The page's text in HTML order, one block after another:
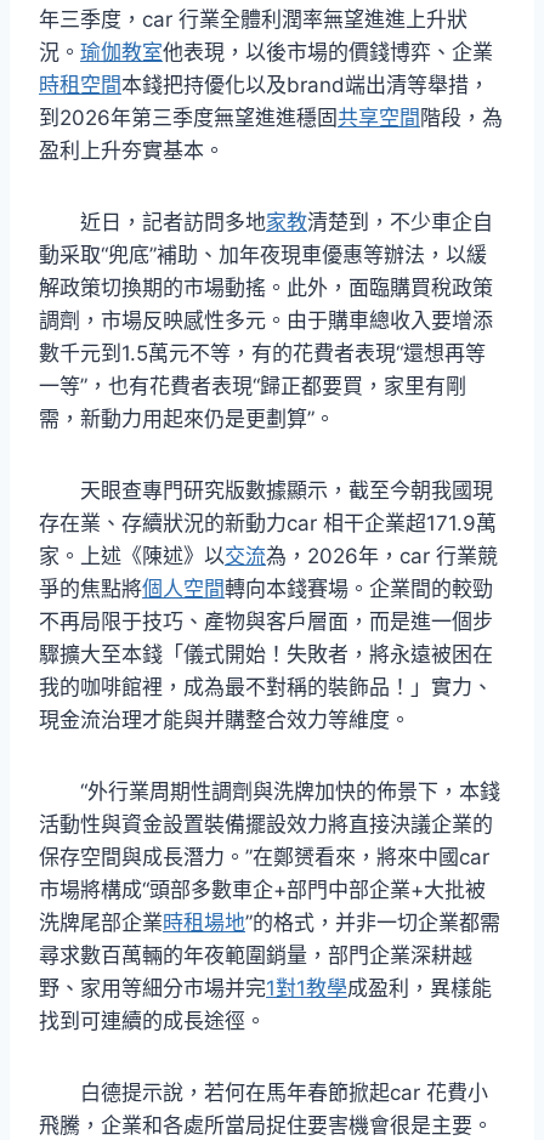
年三季度，car 行業全體利潤率無望進進上升狀
況。 瑜伽教室他表現，以後市場的價錢博弈、企業
時租空間本錢把持優化以及brand端出清等舉措，
到2026年第三季度無望進進穩固共享空間 階段，為
盈利上升夯實基本。
近日，記者訪問多地家教清楚到，不少車企自
動采取“兜底”補助、加年夜現車優惠等辦法，以緩
解政策切換期的市場動搖。此外，面臨購買稅政策
調劑，市場反映感性多元。由于購車總收入要增添
數千元到1.5萬元不等，有的花費者表現“還想再等
一等”，也有花費者表現“歸正都要買，家里有剛
需，新動力用起來仍是更劃算”。
天眼查專門研究版數據顯示，截至今朝我國現
存在業、存續狀況的新動力car 相干企業超171.9萬
家。上述《陳述》以交流為，2026年，car 行業競
爭的焦點將個人空間轉向本錢賽場。企業間的較勁
不再局限于技巧、產物與客戶層面，而是進一個步
驟擴大至本錢「儀式開始！失敗者，將永遠被困在
我的咖啡館裡，成為最不對稱的裝飾品！」實力、
現金流治理才能與并購整合效力等維度。
“外行業周期性調劑與洗牌加快的佈景下，本錢
活動性與資金設置裝備擺設效力將直接決議企業的
保存空間與成長潛力。”在鄭赟看來，將來中國car
市場將構成“頭部多數車企+部門中部企業+大批被
洗牌尾部企業時租場地”的格式，并非一切企業都需
尋求數百萬輛的年夜範圍銷量，部門企業深耕越
野、家用等細分市場并完1對1教學成盈利，異樣能
找到可連續的成長途徑。
白德提示說，若何在馬年春節掀起car 花費小
飛騰，企業和各處所當局捉住要害機會很是主要。